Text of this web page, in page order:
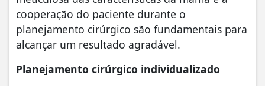
cooperação do paciente durante o
planejamento cirúrgico são fundamentais para
alcançar um resultado agradável.
Planejamento cirúrgico individualizado